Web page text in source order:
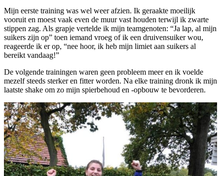
Mijn eerste training was wel weer afzien. Ik geraakte moeilijk
vooruit en moest vaak even de muur vast houden terwijl ik zwarte
stippen zag. Als grapje vertelde ik mijn teamgenoten: “Ja lap, al mijn
suikers zijn op” toen iemand vroeg of ik een druivensuiker wou,
reageerde ik er op, “nee hoor, ik heb mijn limiet aan suikers al
bereikt vandaag!”
De volgende trainingen waren geen probleem meer en ik voelde
mezelf steeds sterker en fitter worden. Na elke training dronk ik mijn
laatste shake om zo mijn spierbehoud en -opbouw te bevorderen.